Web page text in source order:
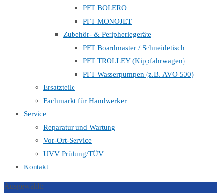
PFT BOLERO
PFT MONOJET
Zubehör- & Peripheriegeräte
PFT Boardmaster / Schneidetisch
PFT TROLLEY (Kippfahrwagen)
PFT Wasserpumpen (z.B. AVO 500)
Ersatzteile
Fachmarkt für Handwerker
Service
Reparatur und Wartung
Vor-Ort-Service
UVV Prüfung/TÜV
Kontakt
Ausgewählt: